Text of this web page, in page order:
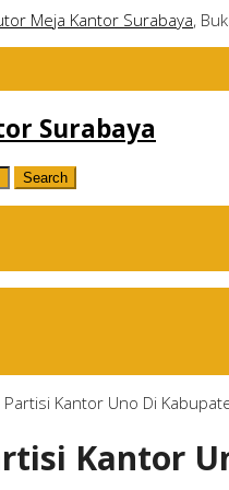
Meja Kantor Surabaya,
Partisi Kantor Uno Di
Kantor